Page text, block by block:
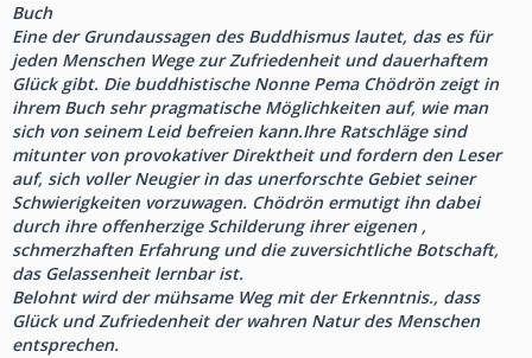
Buch
Eine der Grundaussagen des Buddhismus lautet, das es für
jeden Menschen Wege zur Zufriedenheit und dauerhaftem
Glück gibt. Die buddhistische Nonne Pema Chödrön zeigt in
ihrem Buch sehr pragmatische Möglichkeiten auf, wie man
sich von seinem Leid befreien kann.Ihre Ratschläge sind
mitunter von provokativer Direktheit und fordern den Leser
auf, sich voller Neugier in das unerforschte Gebiet seiner
Schwierigkeiten vorzuwagen. Chödrön ermutigt ihn dabei
durch ihre offenherzige Schilderung ihrer eigenen ,
schmerzhaften Erfahrung und die zuversichtliche Botschaft,
das Gelassenheit lernbar ist.
Belohnt wird der mühsame Weg mit der Erkenntnis., dass
Glück und Zufriedenheit der wahren Natur des Menschen
entsprechen.